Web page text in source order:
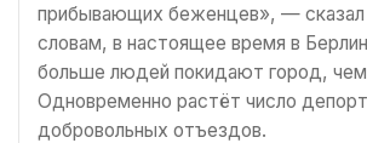
прибывающих беженцев», — сказал
словам, в настоящее время в
больше людей покидают город,
Одновременно растёт число
добровольных отъездов.